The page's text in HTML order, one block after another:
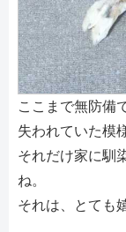
ここまで無防備
失われていた模
それだけ家に馴
ね。
それは、とても